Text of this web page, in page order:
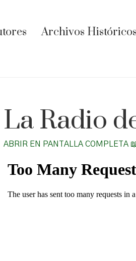
Archivos Históricos
La Radio
ABRIR EN PANTALLA COMPLETA